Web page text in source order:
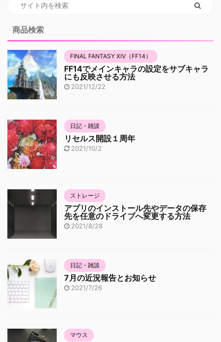
商品検索
FINAL FANTASY XIV（FF14）
FF14でメインキャラの設定をサブキャラ
にも反映させる方法
2021/12/22
日記・雑談
リセルス開設１周年
2021/10/2
ストレージ
アプリのインストール先やデータの保存
先を任意のドライブへ変更する方法
2021/8/28
日記・雑談
7月の近況報告とお知らせ
2021/7/26
マウス